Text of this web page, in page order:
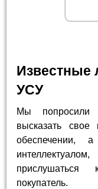
Известные
УСУ
Мы попросили
высказать
обеспечении,
покупатель.